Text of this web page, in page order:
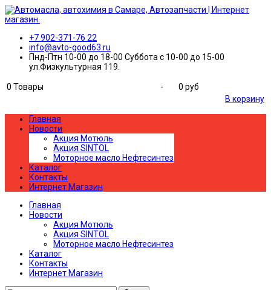
+7 902-371-76 22
info@avto-good63.ru
Пнд-Птн 10-00 до 18-00 Суббота с 10-00 до 15-00
ул.Физкультурная 119.
0 Товары -
0 руб
В корзину
Главная
Новости
Акция Мотюль
Акция SINTOL
Моторное масло Нефтесинтез
Каталог
Контакты
Интернет Магазин
Главная
Новости
Акция Мотюль
Акция SINTOL
Моторное масло Нефтесинтез
Каталог
Контакты
Интернет Магазин